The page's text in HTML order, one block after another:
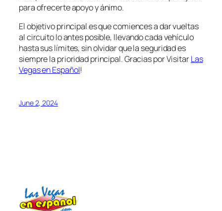
para ofrecerte apoyo y ánimo.
El objetivo principal es que comiences a dar vueltas
al circuito lo antes posible, llevando cada vehículo
hasta sus límites, sin olvidar que la seguridad es
siempre la prioridad principal. Gracias por VisitarLas
Vegas en Español!
June 2, 2024